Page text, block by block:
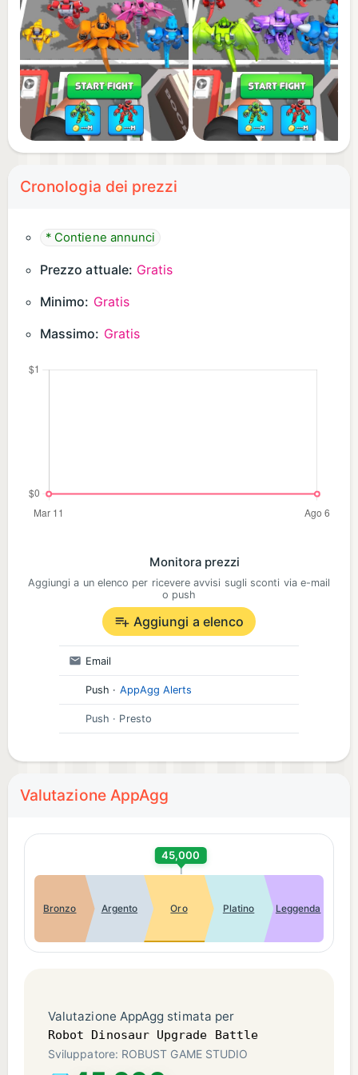
challenges and special events
- Stunning 3D visuals with smooth evolution and
combat effects
- Easy to learn gameplay perfect for all ages
Download Robot Dinosaur Upgrade Battle now and
build your ultimate robot dinosaur army today!
Cronologia dei prezzi
* Contiene annunci
Prezzo attuale: Gratis
Minimo: Gratis
Massimo: Gratis
Monitora prezzi
Aggiungi a un elenco per ricevere avvisi sugli sconti via e-mail
o push
Aggiungi a elenco
Email
Push · AppAgg Alerts
Push · Presto
Valutazione AppAgg
45,000
Bronzo Argento Oro Platino Leggenda
Valutazione AppAgg stimata per
Robot Dinosaur Upgrade Battle
Sviluppatore: ROBUST GAME STUDIO